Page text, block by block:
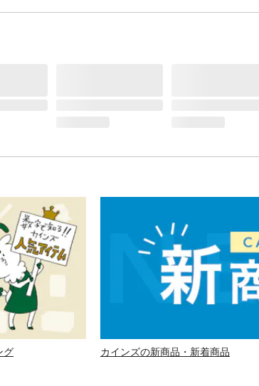
グ カインズの新商品・新着商品